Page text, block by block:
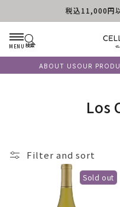
Skip to content
税込11,000円
MENU 検索
ABOUT US OUR
C
l
e
Los
Filter and sort
Sold out